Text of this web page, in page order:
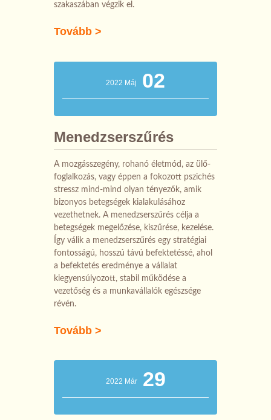
szakaszában végzik el.
Tovább >
2022 Máj 02
Menedzserszűrés
A mozgásszegény, rohanó életmód, az ülő-
foglalkozás, vagy éppen a fokozott pszichés
stressz mind-mind olyan tényezők, amik
bizonyos betegségek kialakulásához
vezethetnek. A menedzserszűrés célja a
betegségek megelőzése, kiszűrése, kezelése.
Így válik a menedzserszűrés egy stratégiai
fontosságú, hosszú távú befektetéssé, ahol
a befektetés eredménye a vállalat
kiegyensúlyozott, stabil működése a
vezetőség és a munkavállalók egészsége
révén.
Tovább >
2022 Már29